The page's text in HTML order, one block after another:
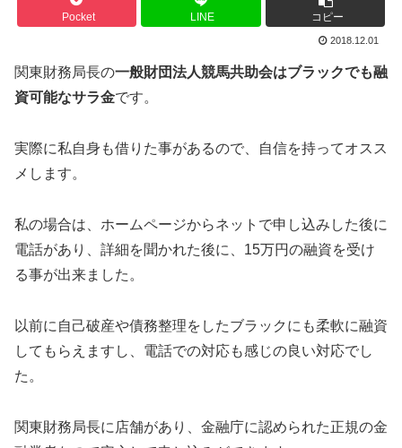
Pocket LINE コピー
2018.12.01
関東財務局長の一般財団法人競馬共助会はブラックでも融
資可能なサラ金です。
実際に私自身も借りた事があるので、自信を持ってオスス
メします。
私の場合は、ホームページからネットで申し込みした後に
電話があり、詳細を聞かれた後に、15万円の融資を受け
る事が出来ました。
以前に自己破産や債務整理をしたブラックにも柔軟に融資
してもらえますし、電話での対応も感じの良い対応でし
た。
関東財務局長に店舗があり、金融庁に認められた正規の金